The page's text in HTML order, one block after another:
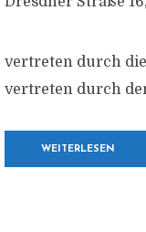
vertreten durch
vertreten durch
WEITERLESEN